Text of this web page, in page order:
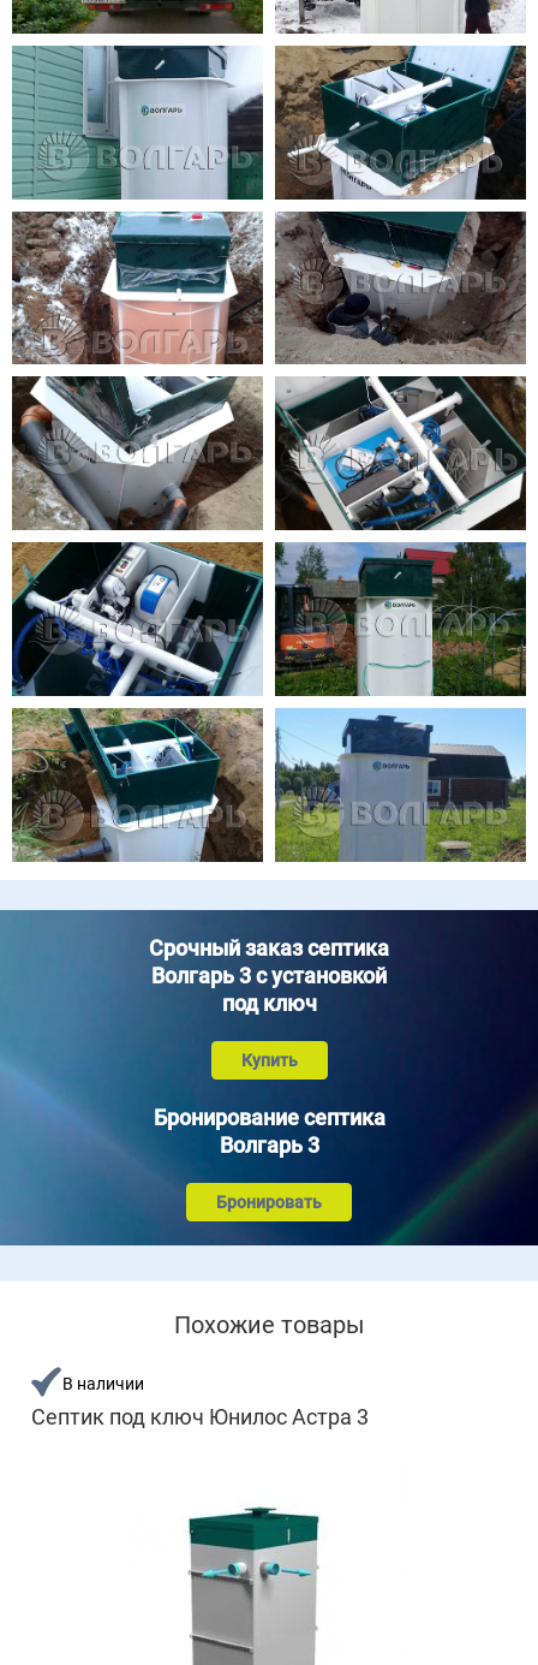
Срочный заказ септика
Волгарь 3 с установкой
под ключ
Купить
Бронирование септика
Волгарь 3
Бронировать
Похожие товары
В наличии
Септик под ключ Юнилос Астра 3